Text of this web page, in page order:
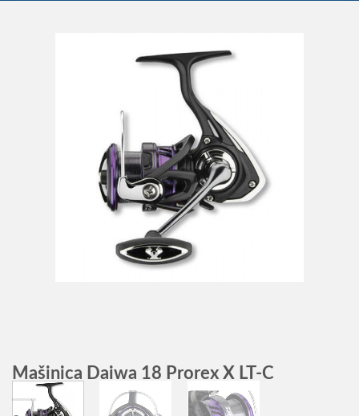
Mašinica Daiwa 18 Prorex X LT-C